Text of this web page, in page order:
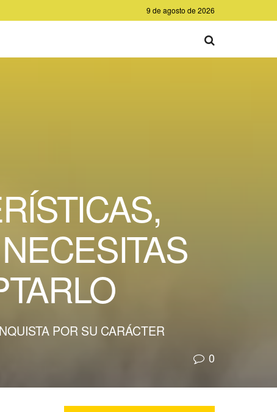
9 de agosto de 2026
POR SU CARÁCTER
0